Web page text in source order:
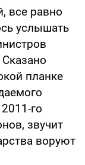
все равно
услышать
планке
го
звучит
воруют